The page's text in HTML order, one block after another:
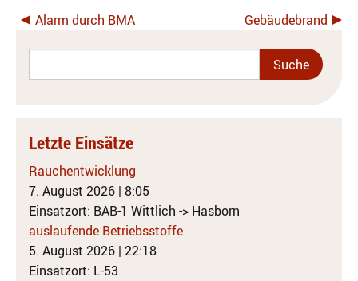
Alarm durch BMA Gebäudebrand
Letzte Einsätze
Rauchentwicklung
7. August 2026 | 8:05
Einsatzort: BAB-1 Wittlich -> Hasborn
auslaufende Betriebsstoffe
5. August 2026 | 22:18
Einsatzort: L-53